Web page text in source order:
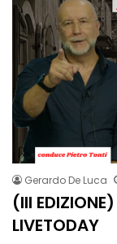
Gerardo De Luca
(III
LIVETODAY